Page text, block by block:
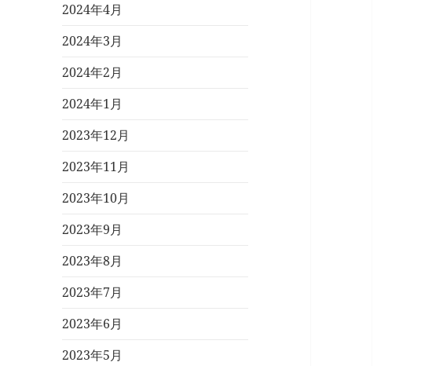
2024年4月
2024年3月
2024年2月
2024年1月
2023年12月
2023年11月
2023年10月
2023年9月
2023年8月
2023年7月
2023年6月
2023年5月